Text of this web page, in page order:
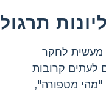
תרגול
מעשית לחקר
לעתים קרובות
"מהי מטפורה",